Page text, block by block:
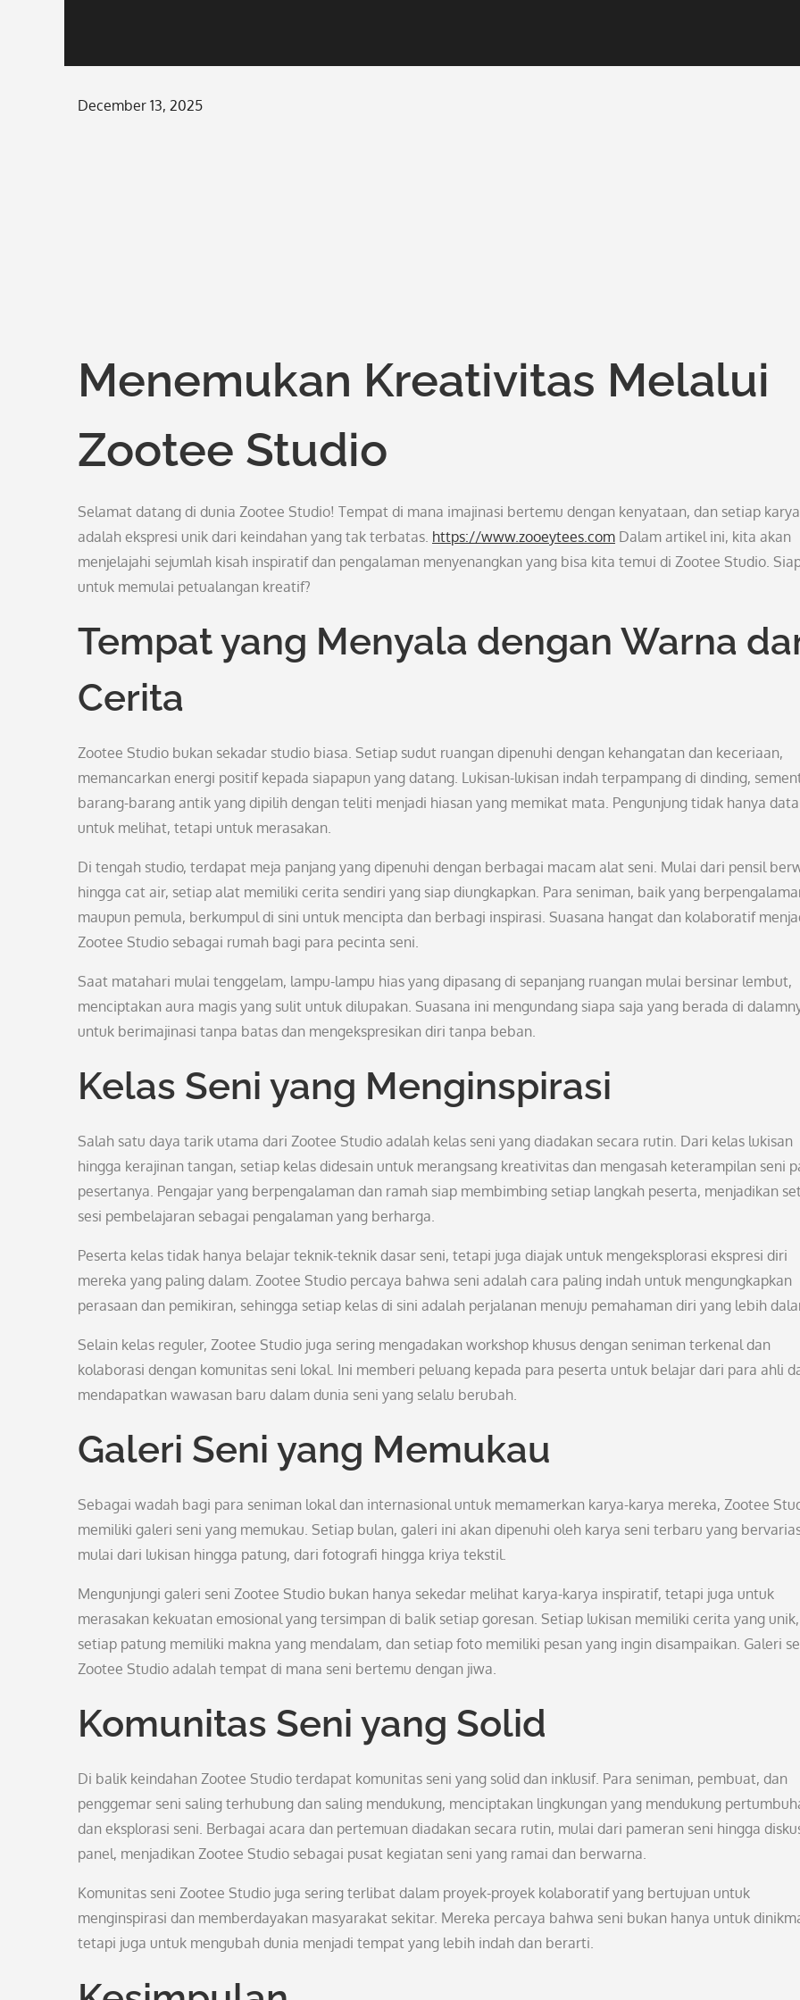
Posted
December 13, 2025
Menemukan Kreativitas Melalui
Zootee Studio
Selamat datang di dunia Zootee Studio! Tempat di mana imajinasi bertemu dengan kenyataan, dan setiap karya
adalah ekspresi unik dari keindahan yang tak terbatas. https://www.zooeytees.com Dalam artikel ini, kita akan
menjelajahi sejumlah kisah inspiratif dan pengalaman menyenangkan yang bisa kita temui di Zootee Studio.
untuk memulai petualangan kreatif?
Tempat yang Menyala dengan Warna
Cerita
Zootee Studio bukan sekadar studio biasa. Setiap sudut ruangan dipenuhi dengan kehangatan dan keceriaan,
memancarkan energi positif kepada siapapun yang datang. Lukisan-lukisan indah terpampang di dinding,
barang-barang antik yang dipilih dengan teliti menjadi hiasan yang memikat mata. Pengunjung tidak hanya
untuk melihat, tetapi untuk merasakan.
Di tengah studio, terdapat meja panjang yang dipenuhi dengan berbagai macam alat seni. Mulai dari pensil
hingga cat air, setiap alat memiliki cerita sendiri yang siap diungkapkan. Para seniman, baik yang
maupun pemula, berkumpul di sini untuk mencipta dan berbagi inspirasi. Suasana hangat dan kolaboratif
Zootee Studio sebagai rumah bagi para pecinta seni.
Saat matahari mulai tenggelam, lampu-lampu hias yang dipasang di sepanjang ruangan mulai bersinar lembut,
menciptakan aura magis yang sulit untuk dilupakan. Suasana ini mengundang siapa saja yang berada di
untuk berimajinasi tanpa batas dan mengekspresikan diri tanpa beban.
Kelas Seni yang Menginspirasi
Salah satu daya tarik utama dari Zootee Studio adalah kelas seni yang diadakan secara rutin. Dari kelas lukisan
hingga kerajinan tangan, setiap kelas didesain untuk merangsang kreativitas dan mengasah keterampilan seni
pesertanya. Pengajar yang berpengalaman dan ramah siap membimbing setiap langkah peserta, menjadikan
sesi pembelajaran sebagai pengalaman yang berharga.
Peserta kelas tidak hanya belajar teknik-teknik dasar seni, tetapi juga diajak untuk mengeksplorasi ekspresi diri
mereka yang paling dalam. Zootee Studio percaya bahwa seni adalah cara paling indah untuk mengungkapkan
perasaan dan pemikiran, sehingga setiap kelas di sini adalah perjalanan menuju pemahaman diri yang lebih
Selain kelas reguler, Zootee Studio juga sering mengadakan workshop khusus dengan seniman terkenal dan
kolaborasi dengan komunitas seni lokal. Ini memberi peluang kepada para peserta untuk belajar dari para ahli
mendapatkan wawasan baru dalam dunia seni yang selalu berubah.
Galeri Seni yang Memukau
Sebagai wadah bagi para seniman lokal dan internasional untuk memamerkan karya-karya mereka, Zootee
memiliki galeri seni yang memukau. Setiap bulan, galeri ini akan dipenuhi oleh karya seni terbaru yang
mulai dari lukisan hingga patung, dari fotografi hingga kriya tekstil.
Mengunjungi galeri seni Zootee Studio bukan hanya sekedar melihat karya-karya inspiratif, tetapi juga untuk
merasakan kekuatan emosional yang tersimpan di balik setiap goresan. Setiap lukisan memiliki cerita yang unik,
setiap patung memiliki makna yang mendalam, dan setiap foto memiliki pesan yang ingin disampaikan. Galeri
Zootee Studio adalah tempat di mana seni bertemu dengan jiwa.
Komunitas Seni yang Solid
Di balik keindahan Zootee Studio terdapat komunitas seni yang solid dan inklusif. Para seniman, pembuat, dan
penggemar seni saling terhubung dan saling mendukung, menciptakan lingkungan yang mendukung
dan eksplorasi seni. Berbagai acara dan pertemuan diadakan secara rutin, mulai dari pameran seni hingga
panel, menjadikan Zootee Studio sebagai pusat kegiatan seni yang ramai dan berwarna.
Komunitas seni Zootee Studio juga sering terlibat dalam proyek-proyek kolaboratif yang bertujuan untuk
menginspirasi dan memberdayakan masyarakat sekitar. Mereka percaya bahwa seni bukan hanya untuk
tetapi juga untuk mengubah dunia menjadi tempat yang lebih indah dan berarti.